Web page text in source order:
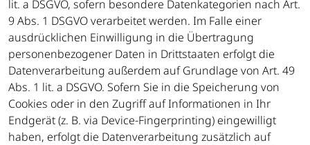
lit. a DSGVO, sofern besondere Datenkategorien nach Art.
9 Abs. 1 DSGVO verarbeitet werden. Im Falle einer
ausdrücklichen Einwilligung in die Übertragung
personenbezogener Daten in Drittstaaten erfolgt die
Datenverarbeitung außerdem auf Grundlage von Art. 49
Abs. 1 lit. a DSGVO. Sofern Sie in die Speicherung von
Cookies oder in den Zugriff auf Informationen in Ihr
Endgerät (z. B. via Device-Fingerprinting) eingewilligt
haben, erfolgt die Datenverarbeitung zusätzlich auf